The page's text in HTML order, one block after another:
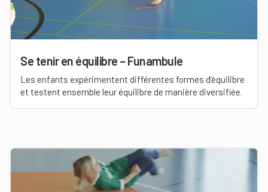
Se tenir en équilibre – Funambule
Les enfants expérimentent différentes formes d’équilibre
et testent ensemble leur équilibre de manière diversifiée.